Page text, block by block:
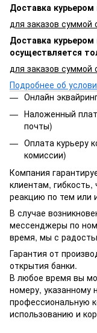
Доставка
для заказов суммой
Доставка
осуществляется
для заказов суммой
Подробнее об
Онлайн
Наложенный
почты)
Оплата курьеру
комиссии)
Компания
клиентам,
реакцию по тем или
В случае
мессенджеры по
время, мы с
Гарантия от
открытия банки.
В любое время вы
номеру, указанному
профессиональную
использованию и